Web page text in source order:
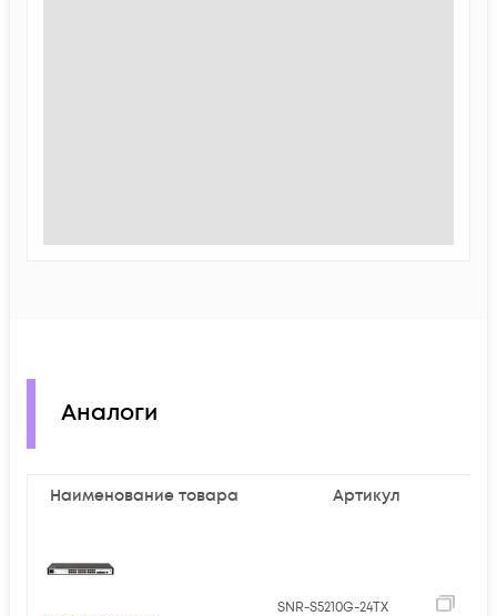
Аналоги
Наименование товара Артикул
SNR-S5210G-24TX